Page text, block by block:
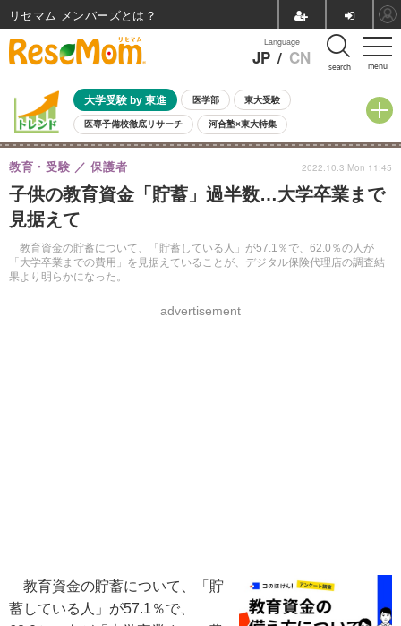
menu
Language
JP / CN search
大学受験 by 東進 医学部 東大受験
医専予備校徹底リサーチ 河合塾×東大特集
親子で考える大学選び 高校受験 中学受験 小学校受験
共通テスト 夏休み
8月開催イベント・WS 全国公立高校 過去問 人気記事
自由研究教材（小学生向け）
子供の教育資金「貯蓄」過半数…大学卒業まで
見据えて
教育資金の貯蓄について、「貯蓄している人」が57.1％で、62.0％の人が
「大学卒業までの費用」を見据えていることが、デジタル保険代理店の調査結
果より明らかになった。
教育・受験 保護者
advertisement
2022.10.3 Mon 11:45
教育資金の貯蓄について、「貯
蓄している人」が57.1％で、
リセマム メンバーズ